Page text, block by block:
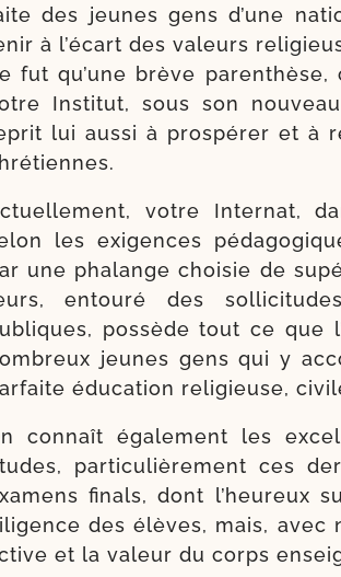
des jeunes gens d’une
à l’é­cart des valeurs
fut qu’une brève
Institut, sous son
lui aus­si à pros­pé­rer et à
votre Internat,
les exi­gences
une pha­lange choi­sie de
entou­ré des
pos­sède tout ce que
jeunes gens qui y
édu­ca­tion reli­gieuse,
connaît éga­le­ment les
par­ti­cu­liè­re­ment ces
finals, dont l’heu­reux
des élèves, mais,
et la valeur du corps